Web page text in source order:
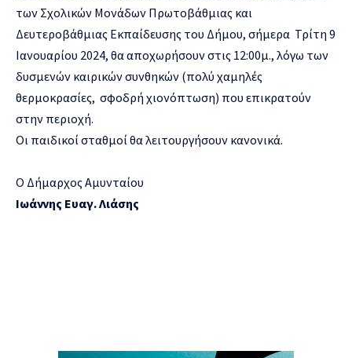
των Σχολικών Μονάδων Πρωτοβάθμιας και
Δευτεροβάθμιας Εκπαίδευσης του Δήμου, σήμερα Τρίτη 9
Ιανουαρίου 2024, θα αποχωρήσουν στις 12:00μ., λόγω των
δυσμενών καιρικών συνθηκών (πολύ χαμηλές
θερμοκρασίες, σφοδρή χιονόπτωση) που επικρατούν
στην περιοχή.
Οι παιδικοί σταθμοί θα λειτουργήσουν κανονικά.
Ο Δήμαρχος Αμυνταίου
Ιωάννης Ευαγ. Λιάσης